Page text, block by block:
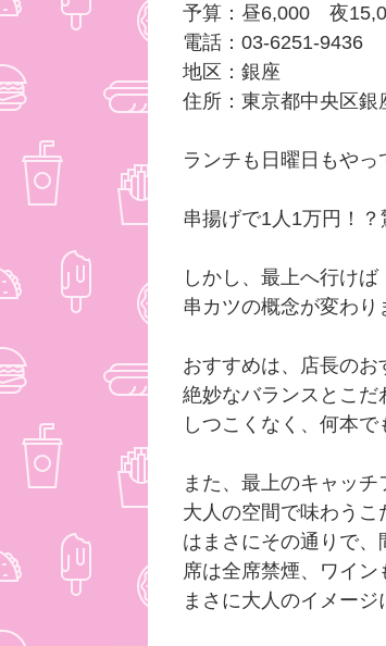
予算：昼6,000 夜
電話：03-6251-9436
地区：銀座
住所：東京都中央区
ランチも日曜日もや
串揚げで1人1万円！
しかし、最上へ行け
串カツの概念が変わ
おすすめは、店長の
絶妙なバランスとこ
しつこくなく、何本
また、最上のキャッ
大人の空間で味わう
はまさにその通りで
席は全席禁煙、ワイ
まさに大人のイメー